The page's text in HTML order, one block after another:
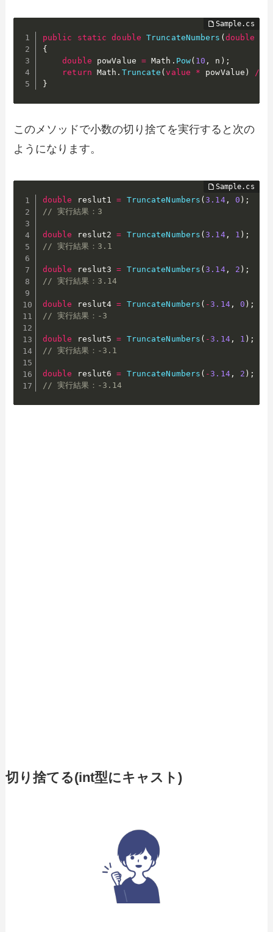
public static double TruncateNumbers ( double
{
double powValue = Math . Pow( 10 , n ) ;
return Math . Truncate (value * powValue ) /
}
このメソッドで小数の切り捨てを実行すると次の
ようになります。
double reslut1 = TruncateNumbers (3.14, 0 ) ;
// 実行結果：3
double reslut2 = TruncateNumbers (3.14, 1 ) ;
// 実行結果：3.1
double reslut3 = TruncateNumbers (3.14, 2 ) ;
// 実行結果：3.14
double reslut4 = TruncateNumbers ( -3.14, 0 ) ;
// 実行結果：-3
double reslut5 = TruncateNumbers ( -3.14, 1 ) ;
// 実行結果：-3.1
double reslut6 = TruncateNumbers ( -3.14, 2 ) ;
// 実行結果：-3.14
切り捨てる(int型にキャスト)